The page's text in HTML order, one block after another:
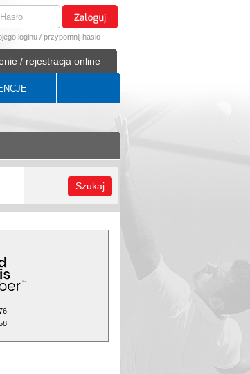
loginu / przypomnij hasło
/ rejestracja online
Szukaj